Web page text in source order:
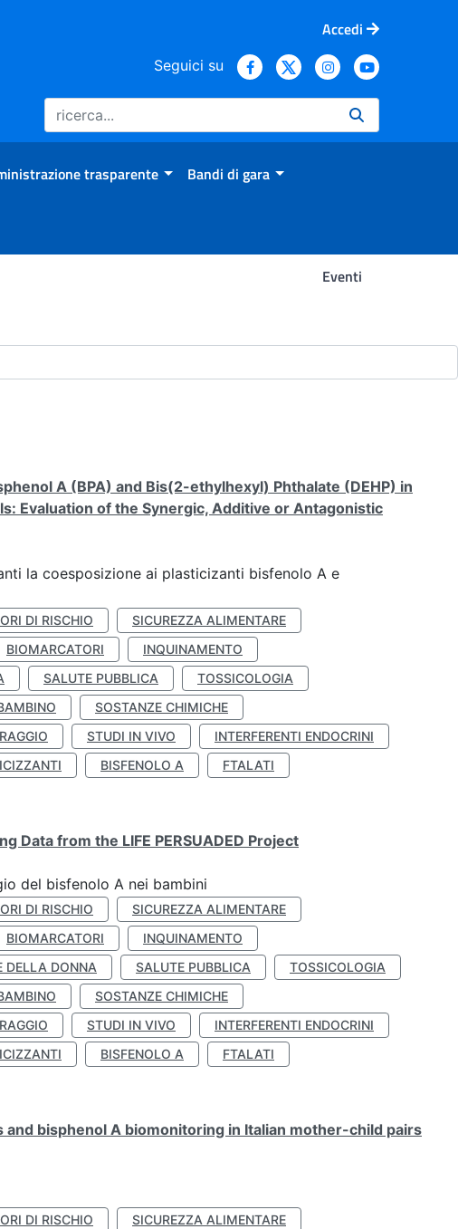
Accedi
Seguici su
trasparente Bandi di gara
Eventi
A (BPA) and Bis(2-ethylhexyl) Phthalate (DEHP) in
Evaluation of the Synergic, Additive or Antagonistic
la coesposizione ai plasticizanti bisfenolo A e
DI RISCHIO
SICUREZZA ALIMENTARE
BIOMARCATORI
INQUINAMENTO
SALUTE PUBBLICA
TOSSICOLOGIA
SOSTANZE CHIMICHE
STUDI IN VIVO
INTERFERENTI ENDOCRINI
BISFENOLO A
FTALATI
Data from the LIFE PERSUADED Project
del bisfenolo A nei bambini
DI RISCHIO
SICUREZZA ALIMENTARE
BIOMARCATORI
INQUINAMENTO
DELLA DONNA SALUTE PUBBLICA
TOSSICOLOGIA
SOSTANZE CHIMICHE
STUDI IN VIVO
INTERFERENTI ENDOCRINI
BISFENOLO A
FTALATI
and bisphenol A biomonitoring in Italian mother-child pairs
DI RISCHIO
SICUREZZA ALIMENTARE